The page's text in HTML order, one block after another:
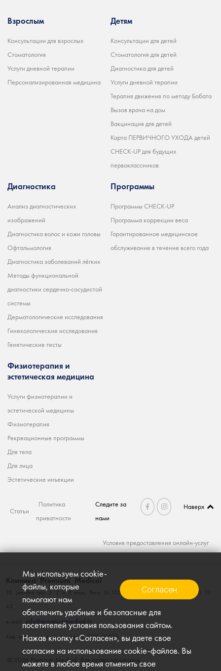
Согласен
Мы используем cookie-
файлы, которые
помогают нам
обеспечить удобные и безопасные для
посетителей условия пользования сайтом.
Нажав кнопку «Согласен», вы даете свое
согласие на использование cookie-файлов. Вы
можете в любое время отменить свое
Взрослым
Консультации для взрослых
Стоматология
Услуги дневной терапии
Персонализированная медицина
Детям
Консультации для детей
Стоматология для детей
Диагностика для детей
Услуги дневной терапии
Терапия движения по методу Бобата
Вызов врача на дом
Вакцинация для детей
Карта ПЕРВИЧНОГО УХОДА детей
CHECK-UP для будущих
первоклассников
Диагностика
Анализ диагностических
изображений
Диагностика волос и кожи головы
Офтальмология
Диагностика заболеваний лёгких
Методы функциональной
диагностики сердечно-сосудистой
системы
Дерматологические исследования
Гинекологические исследования
Генетические тесты
Физиотерапия и
эстетическая медицина
Услуги физиотерапии и
эстетической медицины
Физиотерапия
Рекреационные программы
Для тела
Для лица
Эстетические инъекции
Программы
Программы CHECK-UP
Программа коррекции веса
Гарантированное медицинское
обслуживание в течение всего года
Статьи
Политика
приватности
Следите за
нами
Наверх
Условия предоставления онлайн-услуг
© 2026 Premium Medical, Все права защищены
Клиника Premium Medical
13. janvāra iela 3, 2 и 3 этаж, Рига, LV-1050, тел. 660 111 60; факс. 660 111
62
e-mail: info@premiummedical.lv
Kод медицинского учреждения 0100-00532